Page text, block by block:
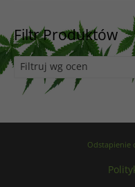
Filtr Produktów
Filtruj wg ocen
Odstapienie